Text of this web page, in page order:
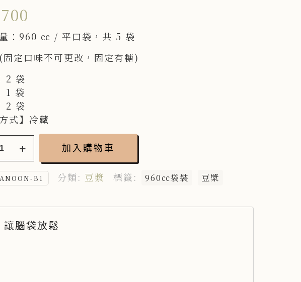
700
：960 ㏄ / 平口袋，共 5 袋
固定口味不可更改，固定有糖)
2 袋
1 袋
2 袋
式】冷藏
加入購物車
B1 分類: 豆漿 標籤: 960㏄袋裝 豆漿
腦袋放鬆